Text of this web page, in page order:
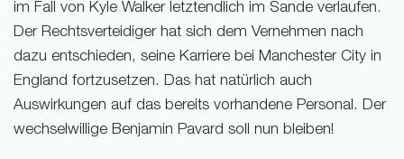
im Fall von Kyle Walker letztendlich im Sande verlaufen.
Der Rechtsverteidiger hat sich dem Vernehmen nach
dazu entschieden, seine Karriere bei Manchester City in
England fortzusetzen. Das hat natürlich auch
Auswirkungen auf das bereits vorhandene Personal. Der
wechselwillige Benjamin Pavard soll nun bleiben!